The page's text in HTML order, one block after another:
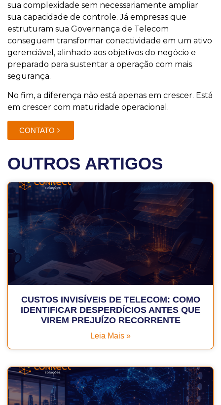
sua complexidade sem necessariamente ampliar
sua capacidade de controle. Já empresas que
estruturam sua Governança de Telecom
conseguem transformar conectividade em um ativo
gerenciável, alinhado aos objetivos do negócio e
preparado para sustentar a operação com mais
segurança.
No fim, a diferença não está apenas em crescer. Está
em crescer com maturidade operacional.
CONTATO
CUSTOS INVISÍVEIS DE TELECOM: COMO
IDENTIFICAR DESPERDÍCIOS ANTES QUE
VIREM PREJUÍZO RECORRENTE
Leia Mais »
OUTROS ARTIGOS